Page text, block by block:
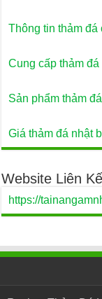
Thông tin thảm đá
Cung cấp thảm đá
Sản phẩm thảm
Giá thảm đá nhật
Website Liên
https://